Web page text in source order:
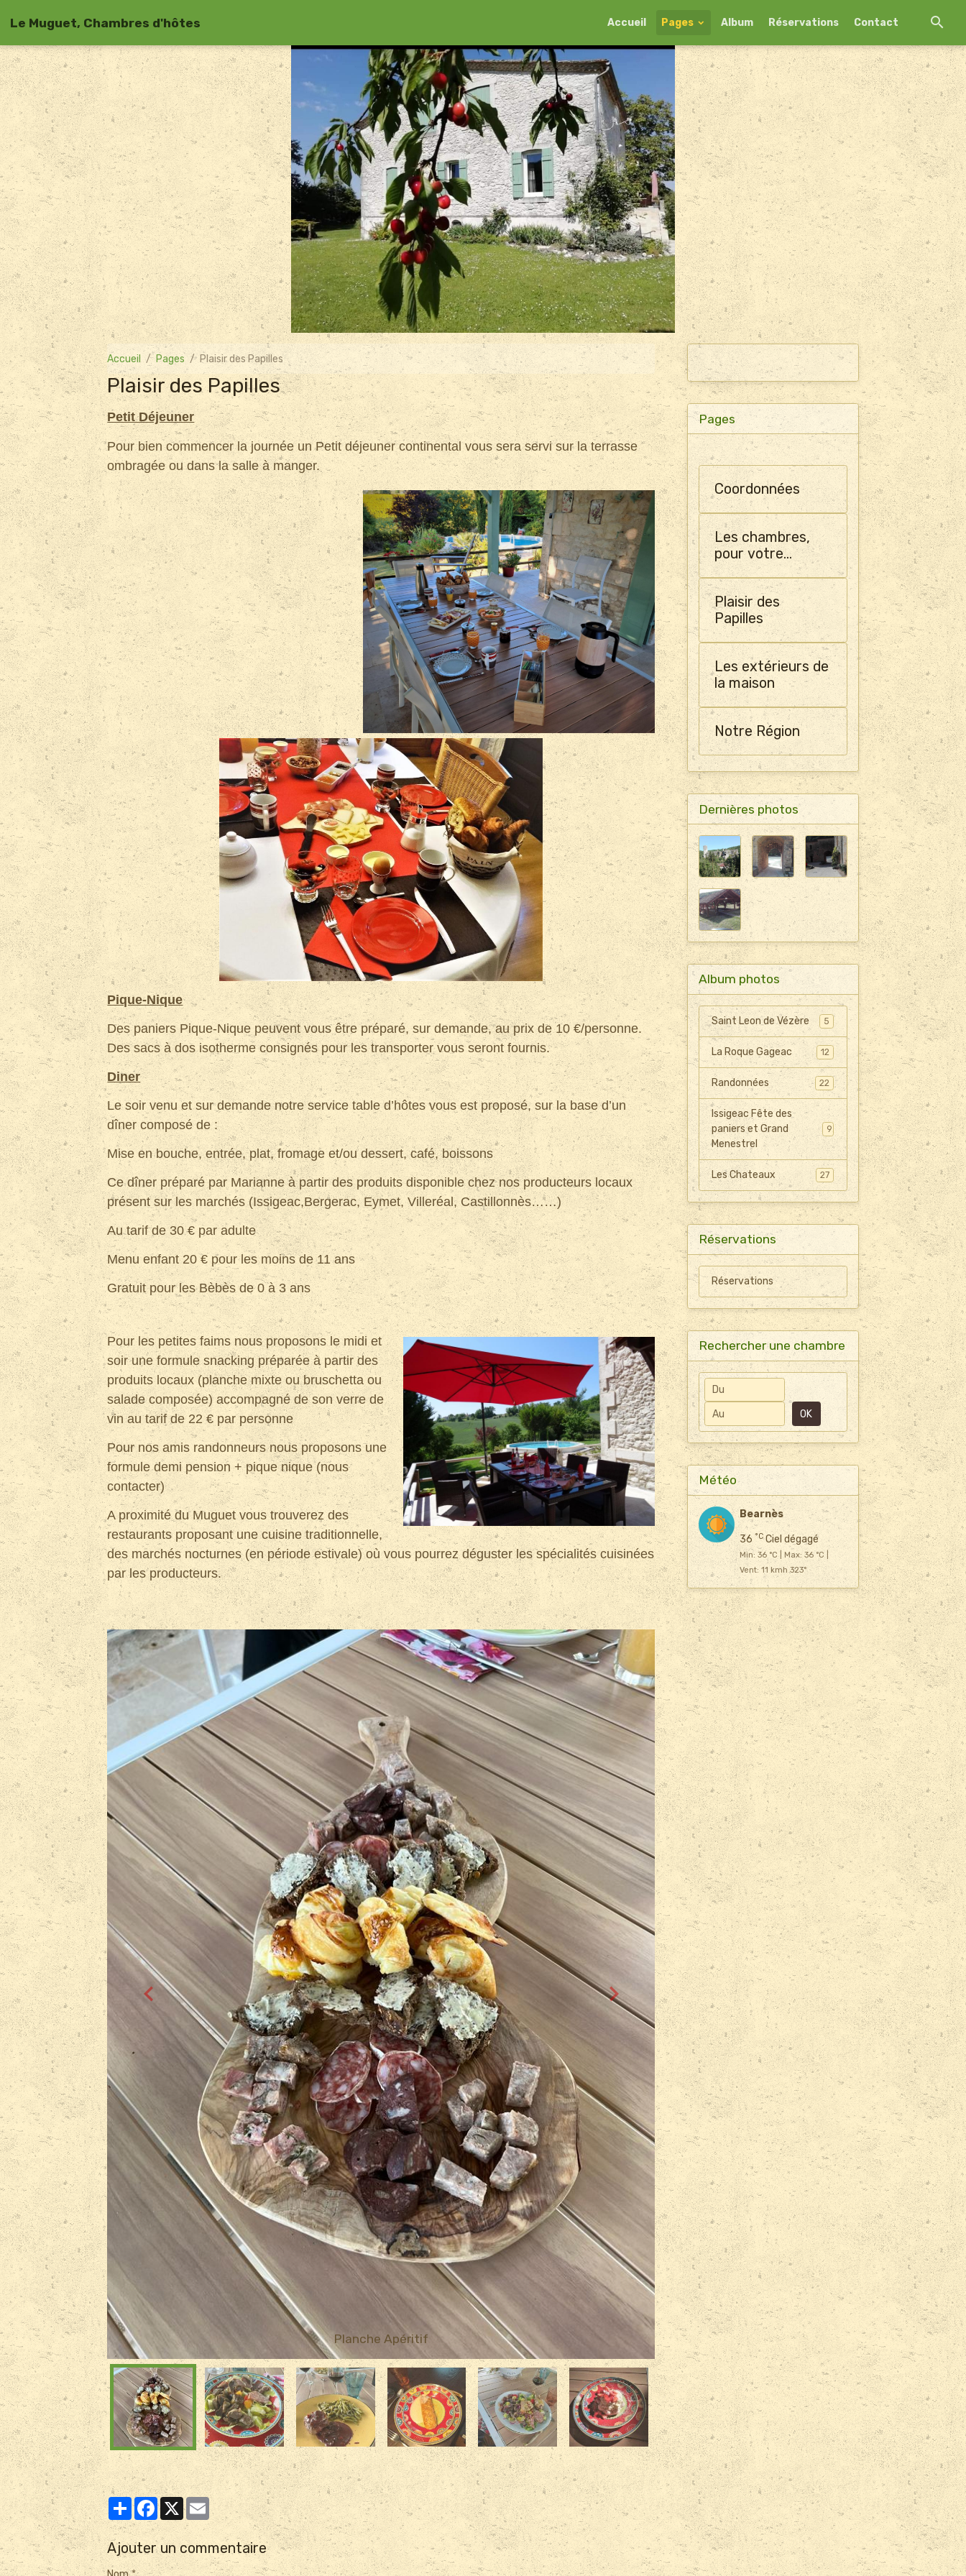
Le Muguet, Chambres d'hôtes Accueil Pages Album Réservations Contact
Accueil Pages Plaisir des Papilles
Plaisir des Papilles
Petit Déjeuner
Pour bien commencer la journée un Petit déjeuner continental vous sera servi sur la terrasse
ombragée ou dans la salle à manger.
Pique-Nique
Des paniers Pique-Nique peuvent vous être préparé, sur demande, au prix de 10 €/personne.
Des sacs à dos isotherme consignés pour les transporter vous seront fournis.
Diner
Le soir venu et sur demande notre service table d’hôtes vous est proposé, sur la base d’un
dîner composé de :
Mise en bouche, entrée, plat, fromage et/ou dessert, café, boissons
Ce dîner préparé par Marianne à partir des produits disponible chez nos producteurs locaux
présent sur les marchés (Issigeac,Bergerac, Eymet, Villeréal, Castillonnès……)
Au tarif de 30 € par adulte
Menu enfant 20 € pour les moins de 11 ans
Gratuit pour les Bèbès de 0 à 3 ans
Pour les petites faims nous proposons le midi et
soir une formule snacking préparée à partir des
produits locaux (planche mixte ou bruschetta ou
salade composée) accompagné de son verre de
vin au tarif de 22 € par personne
Pour nos amis randonneurs nous proposons une
formule demi pension + pique nique (nous
contacter)
A proximité du Muguet vous trouverez des
restaurants proposant une cuisine traditionnelle,
des marchés nocturnes (en période estivale) où vous pourrez déguster les spécialités cuisinées
par les producteurs.
Planche Apéritif
PartagerFacebook
X Email
Ajouter un commentaire
Pages
Coordonnées
Les chambres,
pour votre
confort, sont
climatisées
Plaisir des
Papilles
Les extérieurs de
la maison
Notre Région
Dernières photos
Album photos
Saint Leon de Vézère 5
La Roque Gageac 12
Randonnées 22
Issigeac Fête des
paniers et Grand
Menestrel
Les Chateaux 27
Réservations
Réservations
Rechercher une chambre
Date de début
Date de fin
OK
Météo
Bearnès
36 °CCiel dégagé
Min: 36 °C | Max: 36 °C |
Vent: 11 kmh 323°